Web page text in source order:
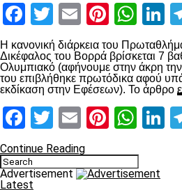
Facebook
Twitter
Email
Η κανονική διάρκεια του
Δικέφαλος του Βορρά βρίσκεται 7
Ολυμπιακό (αφήνουμε στην άκρη
του επιβλήθηκε πρωτόδικα αφού
εκδίκαση στην Εφέσεων). Το άρθρο
Facebook
Twitter
Email
Continue Reading
Advertisement
Latest